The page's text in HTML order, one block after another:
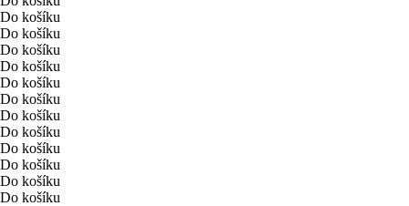
Do košíku
Do košíku
Do košíku
Do košíku
Do košíku
Do košíku
Do košíku
Do košíku
Do košíku
Do košíku
Do košíku
Do košíku